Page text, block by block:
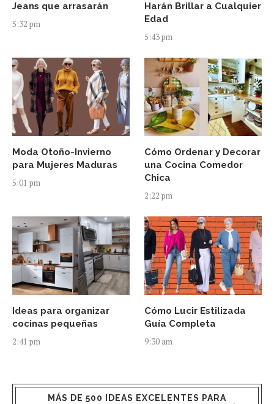
Jeans que arrasarán
5:32 pm
Harán Brillar a Cualquier
Edad
5:43 pm
Moda Otoño-Invierno
para Mujeres Maduras
5:01 pm
Cómo Ordenar y Decorar
una Cocina Comedor
Chica
2:22 pm
Ideas para organizar
cocinas pequeñas
2:41 pm
Cómo Lucir Estilizada
Guía Completa
9:30 am
MÁS DE 500 IDEAS EXCELENTES PARA